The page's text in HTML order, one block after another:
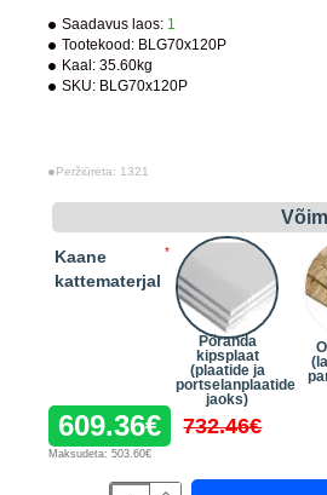
Saadavus laos: 1
Tootekood: BLG70x120P
Kaal: 35.60kg
SKU: BLG70x120P
Peržiūrėta: 1321
609.36€ 732.46€
Maksudeta: 503.60€
Kaane
kattematerjal
Põranda
kipsplaat
(plaatide ja
portselanplaatide
jaoks)